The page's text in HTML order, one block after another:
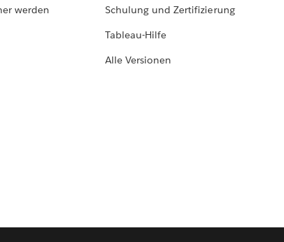
werden
Schulung und Zertifizierung
Tableau-Hilfe
Alle Versionen